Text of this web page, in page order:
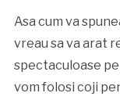
Asa cum va
vreau sa va arat
spectaculoase
vom folosi coji